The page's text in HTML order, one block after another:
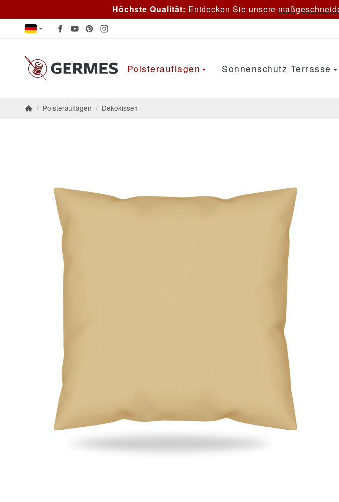
Höchste Qualität: Entdecken Sie unsere
Polsterauflagen Sonnenschutz Terrasse
/ Polsterauflagen / Dekokissen